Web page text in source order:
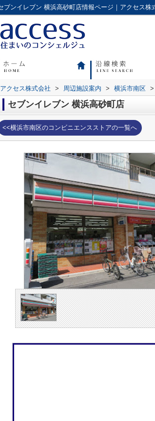
アクセス株式会社 > 周辺施設案内 > 横浜市南区 >
セブンイレブン 横浜高砂町店
<<横浜市南区のコンビニエンスストアの一覧へ